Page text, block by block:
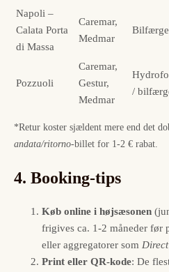
Napoli –
Calata Porta
di Massa
Caremar,
Medmar
Bilfærge
Pozzuoli
Caremar,
Gestur,
Medmar
/
*Retur koster sjældent mere end det
andata/ritorno-billet for 1-2 € rabat.
4. Booking-tips
Køb online i højsæsonen
frigives ca. 1-2 måneder før
eller aggregatorer som
Print eller QR-kode: De